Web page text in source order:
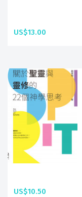
US$13.00
US$10.50